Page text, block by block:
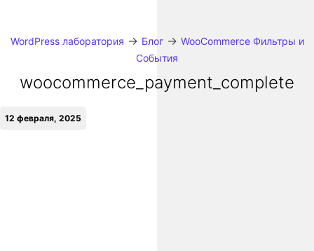
WordPress лаборатория → Блог→ WooCommerce Фильтры и
События
woocommerce_payment_complete
12 февраля, 2025